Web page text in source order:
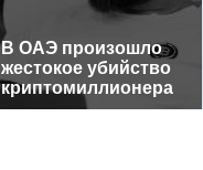
В ОАЭ произошло
жестокое убийство
криптомиллионера